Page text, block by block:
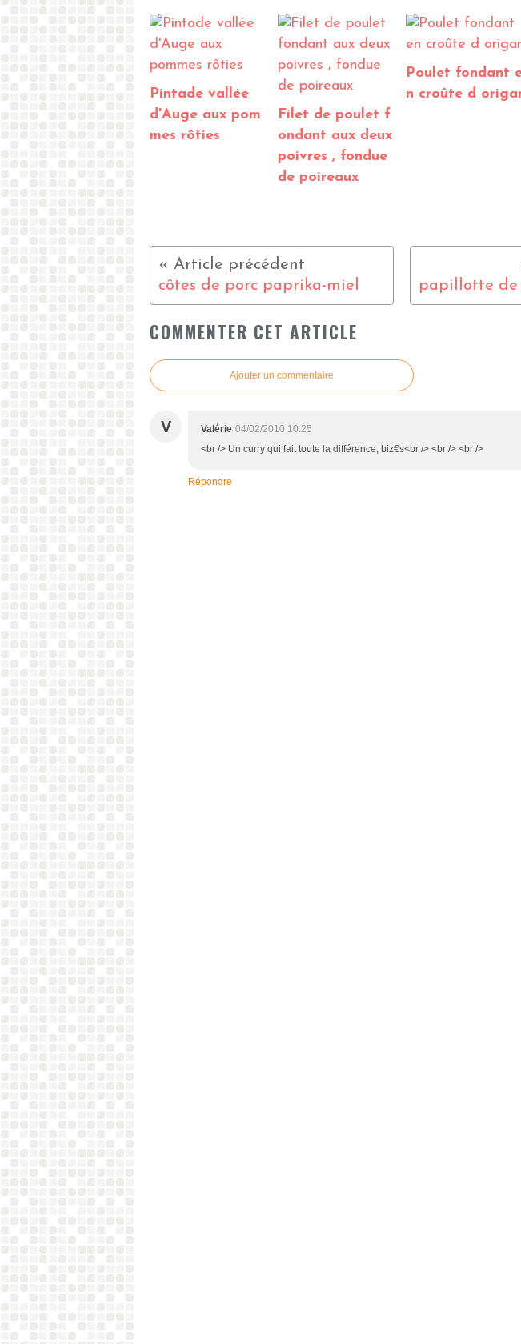
Pintade vallée
d'Auge aux pom
mes rôties
Filet de poulet f
ondant aux deux
poivres , fondue
de poireaux
Poulet fondant
n croûte d
côtes de porc paprika-miel
COMMENTER CET ARTICLE
Ajouter un commentaire
V Valérie 04/02/2010 10:25
<br /> Un curry qui fait toute la différence, biz€s<br /> <br /> <br />
Répondre